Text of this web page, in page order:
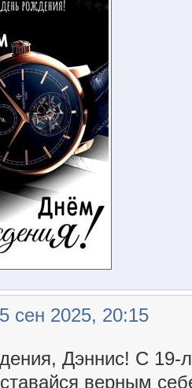
сен 2025, 20:15
Дэннис! С 19-
верным